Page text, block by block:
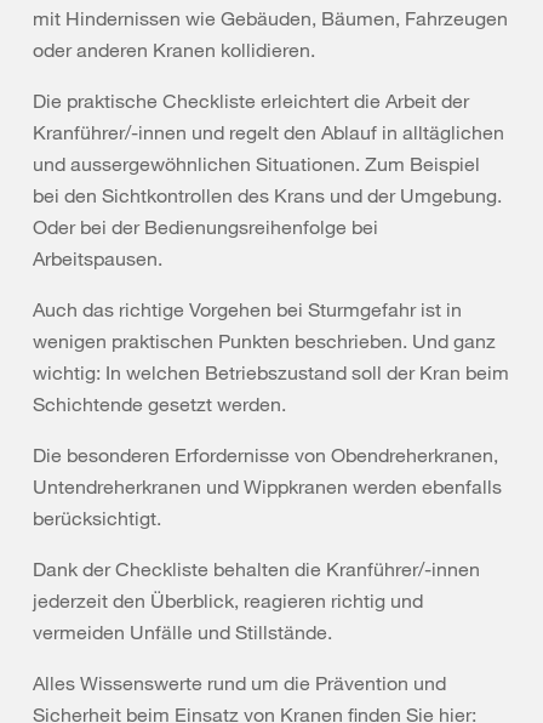
mit Hindernissen wie Gebäuden, Bäumen, Fahrzeugen
oder anderen Kranen kollidieren.
Die praktische Checkliste erleichtert die Arbeit der
Kranführer/-innen und regelt den Ablauf in alltäglichen
und aussergewöhnlichen Situationen. Zum Beispiel
bei den Sichtkontrollen des Krans und der Umgebung.
Oder bei der Bedienungsreihenfolge bei
Arbeitspausen.
Auch das richtige Vorgehen bei Sturmgefahr ist in
wenigen praktischen Punkten beschrieben. Und ganz
wichtig: In welchen Betriebszustand soll der Kran beim
Schichtende gesetzt werden.
Die besonderen Erfordernisse von Obendreherkranen,
Untendreherkranen und Wippkranen werden ebenfalls
berücksichtigt.
Dank der Checkliste behalten die Kranführer/-innen
jederzeit den Überblick, reagieren richtig und
vermeiden Unfälle und Stillstände.
Alles Wissenswerte rund um die Prävention und
Sicherheit beim Einsatz von Kranen finden Sie hier: